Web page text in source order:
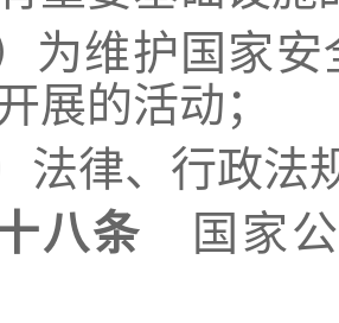
）为维护国家
展的活动；
法律、行政
八条 国家公